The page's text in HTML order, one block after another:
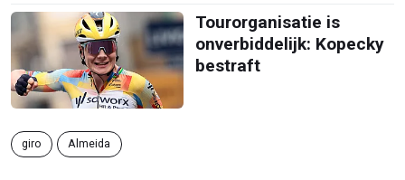
Tourorganisatie is
onverbiddelijk: Kopecky
bestraft
giro Almeida